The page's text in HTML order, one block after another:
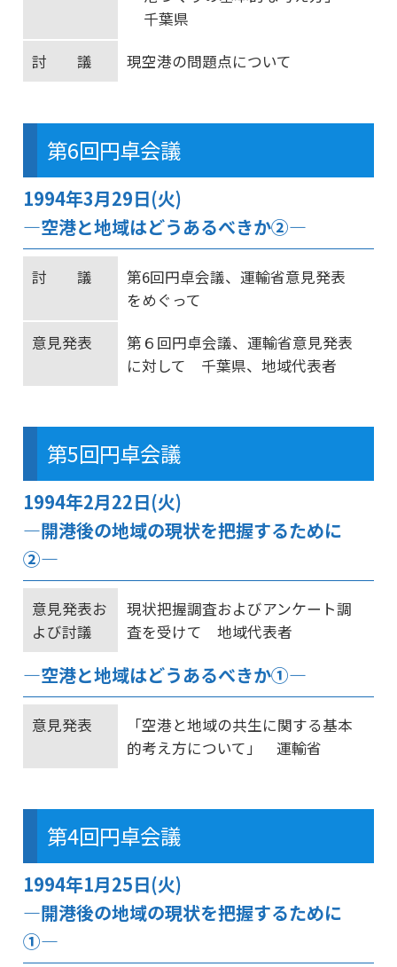
千葉県
討 議
現空港の問題点について
第6回円卓会議
1994年3月29日(火)
―空港と地域はどうあるべきか②―
討 議
第6回円卓会議、運輸省意見発表
をめぐって
意見発表
第６回円卓会議、運輸省意見発表
に対して 千葉県、地域代表者
第5回円卓会議
1994年2月22日(火)
―開港後の地域の現状を把握するために
②―
意見発表お
よび討議
現状把握調査およびアンケート調
査を受けて 地域代表者
―空港と地域はどうあるべきか①―
意見発表
「空港と地域の共生に関する基本
的考え方について」 運輸省
第4回円卓会議
1994年1月25日(火)
―開港後の地域の現状を把握するために
①―